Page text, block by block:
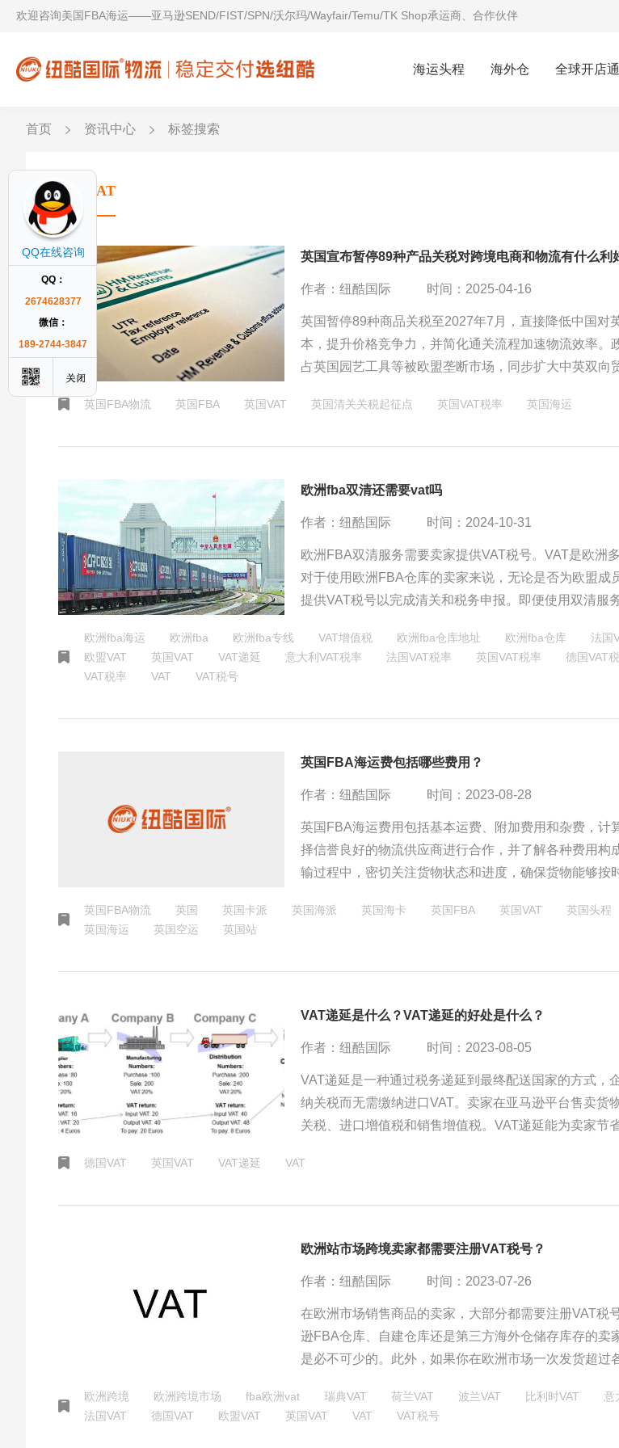
欢迎咨询美国FBA海运——亚马逊SEND/FIST/SPN/沃尔玛/Wayfair/Temu/TK Shop承运商、合作伙伴
海运头程 海外仓 全球开店
首页 资讯中心 标签搜索
英国VAT
英国宣布暂停89种产品关税对跨境电商和物流有什么利
作者：纽酷国际 时间：2025-04-16
英国暂停89种商品关税至2027年7月，直接降低中国对
本，提升价格竞争力，并简化通关流程加速物流效率。
占英国园艺工具等被欧盟垄断市场，同步扩大中英双向
需加强供应链韧性以应对脱欧后风险。
英国FBA物流 英国FBA 英国VAT 英国清关关税起征点 英国VAT税率 英国海运
欧洲fba双清还需要vat吗
作者：纽酷国际 时间：2024-10-31
欧洲FBA双清服务需要卖家提供VAT税号。VAT是欧洲
对于使用欧洲FBA仓库的卖家来说，无论是否为欧盟成
提供VAT税号以完成清关和税务申报。即便使用双清服
欧洲fba海运 欧洲fba 欧洲fba专线 VAT增值税 欧洲fba仓库地址 欧洲fba仓库 法国
欧盟VAT
英国VAT VAT递延 意大利VAT税率 法国VAT税率 英国VAT税率 德国VAT
VAT税率
VAT VAT税号
英国FBA海运费包括哪些费用？
作者：纽酷国际 时间：2023-08-28
英国FBA海运费用包括基本运费、附加费用和杂费，计
择信誉良好的物流供应商进行合作，并了解各种费用构
输过程中，密切关注货物状态和进度，确保货物能够按
英国FBA物流 英国 英国卡派 英国海派 英国海卡 英国FBA 英国VAT 英国头程
英国海运
英国空运 英国站
VAT递延是什么？VAT递延的好处是什么？
作者：纽酷国际 时间：2023-08-05
VAT递延是一种通过税务递延到最终配送国家的方式，
纳关税而无需缴纳进口VAT。卖家在亚马逊平台售卖货
关税、进口增值税和销售增值税。VAT递延能为卖家节
德国VAT 英国VAT VAT递延 VAT
欧洲站市场跨境卖家都需要注册VAT税号？
作者：纽酷国际 时间：2023-07-26
在欧洲市场销售商品的卖家，大部分都需要注册VAT税
逊FBA仓库、自建仓库还是第三方海外仓储存库存的卖
是必不可少的。此外，如果你在欧洲市场一次发货超过
洲站市场运营的门槛，只有完成注册，才能在平台上合
欧洲跨境 欧洲跨境市场 fba欧洲vat 瑞典VAT 荷兰VAT 波兰VAT 比利时VAT
意
法国VAT
德国VAT 欧盟VAT 英国VAT VAT VAT税号
QQ在线咨询
QQ：
2674628377
微信：
189-2744-3847